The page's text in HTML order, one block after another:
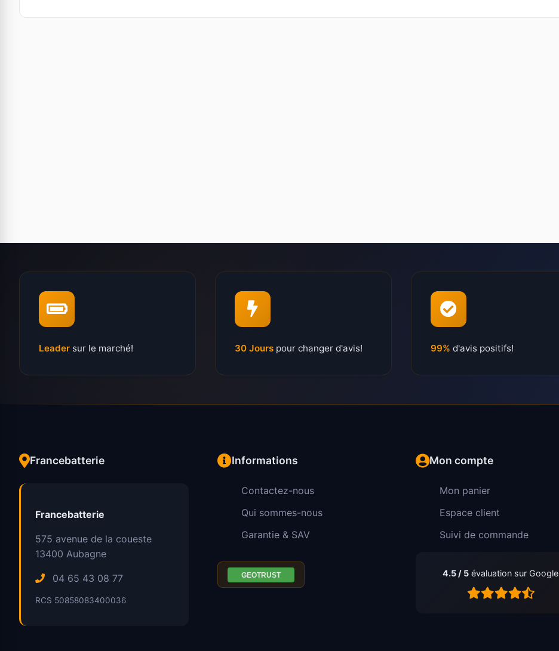
Leader sur le marché! 30 Jours pour changer d'avis! 99% d'avis positifs!
Francebatterie
Francebatterie
575 avenue de la coueste
13400 Aubagne
04 65 43 08 77
RCS 50858083400036
Informations
Contactez-nous
Qui sommes-nous
Garantie & SAV
Mon compte
Mon panier
Espace client
Suivi de commande
4.5 / 5 évaluation sur Google